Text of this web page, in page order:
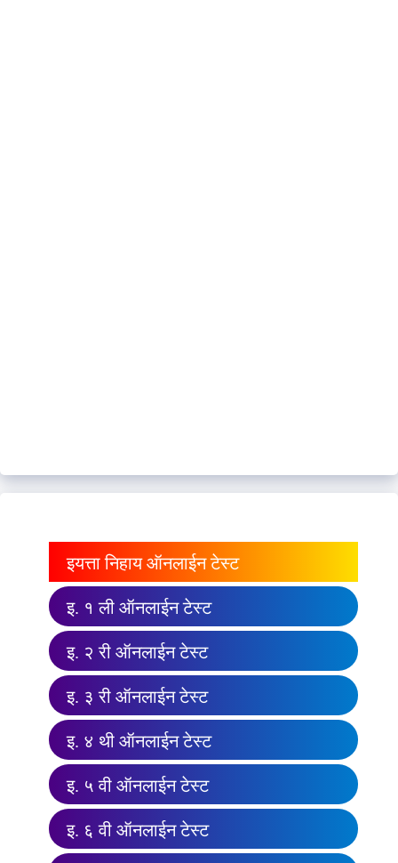
इयत्ता निहाय ऑनलाईन टेस्ट
इ. १ ली ऑनलाईन टेस्ट
इ. २ री ऑनलाईन टेस्ट
इ. ३ री ऑनलाईन टेस्ट
इ. ४ थी ऑनलाईन टेस्ट
इ. ५ वी ऑनलाईन टेस्ट
इ. ६ वी ऑनलाईन टेस्ट